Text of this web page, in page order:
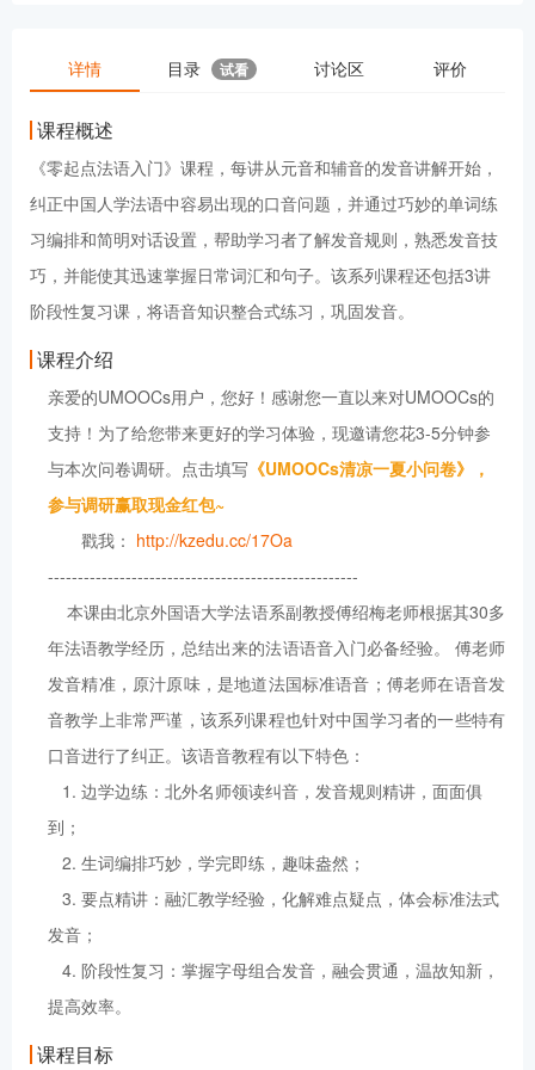
详情 目录 试看 讨论区 评价
课程概述
《零起点法语入门》课程，每讲从元音和辅音的发音讲解开始，
纠正中国人学法语中容易出现的口音问题，并通过巧妙的单词练
习编排和简明对话设置，帮助学习者了解发音规则，熟悉发音技
巧，并能使其迅速掌握日常词汇和句子。该系列课程还包括3讲
阶段性复习课，将语音知识整合式练习，巩固发音。
课程介绍
亲爱的UMOOCs用户，您好！感谢您一直以来对UMOOCs的
支持！为了给您带来更好的学习体验，现邀请您花3-5分钟参
与本次问卷调研。点击填写 《UMOOCs清凉一夏小问卷》，
参与调研赢取现金红包~
戳我： http://kzedu.cc/17Oa
----------------------------------------------------
本课由北京外国语大学法语系副教授傅绍梅老师根据其30多
年法语教学经历，总结出来的法语语音入门必备经验。 傅老师
发音精准，原汁原味，是地道法国标准语音；傅老师在语音发
音教学上非常严谨，该系列课程也针对中国学习者的一些特有
口音进行了纠正。该语音教程有以下特色：
1. 边学边练：北外名师领读纠音，发音规则精讲，面面俱
到；
2. 生词编排巧妙，学完即练，趣味盎然；
3. 要点精讲：融汇教学经验，化解难点疑点，体会标准法式
发音；
4. 阶段性复习：掌握字母组合发音，融会贯通，温故知新，
提高效率。
课程目标